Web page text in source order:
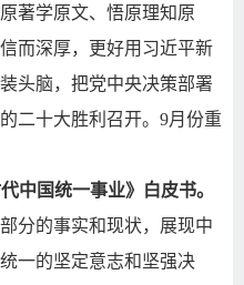
著学原文、悟原理知原
而深厚，更好用习近平新
头脑，把党中央决策部署
二十大胜利召开。 9月份重
中国统一事业》白皮书。
分的事实和现状，展现中
一的坚定意志和坚强决